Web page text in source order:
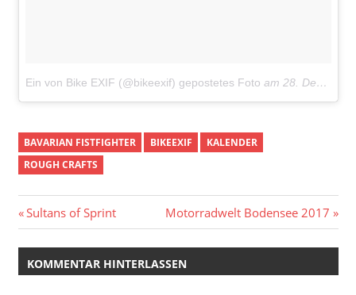
Ein von Bike EXIF (@bikeexif) gepostetes Foto am 28. Dez 2016 um 8:01 Uhr
BAVARIAN FISTFIGHTER BIKEEXIF
KALENDER
ROUGH CRAFTS
Beitragsnavigation
Vorheriger
Beitrag:
Sultans of Sprint
Nächster
Beitrag:
Motorradwelt Bodensee 2017
KOMMENTAR HINTERLASSEN